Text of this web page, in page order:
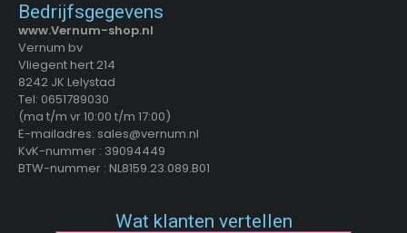
Bedrijfsgegevens
www.Vernum-shop.nl
Vernum bv
Vliegent hert 214
8242 JK Lelystad
Tel: 0651789030
(ma t/m vr 10:00 t/m 17:00)
E-mailadres: sales@vernum.nl
KvK-nummer : 39094449
BTW-nummer : NL8159.23.089.B01
Wat klanten vertellen